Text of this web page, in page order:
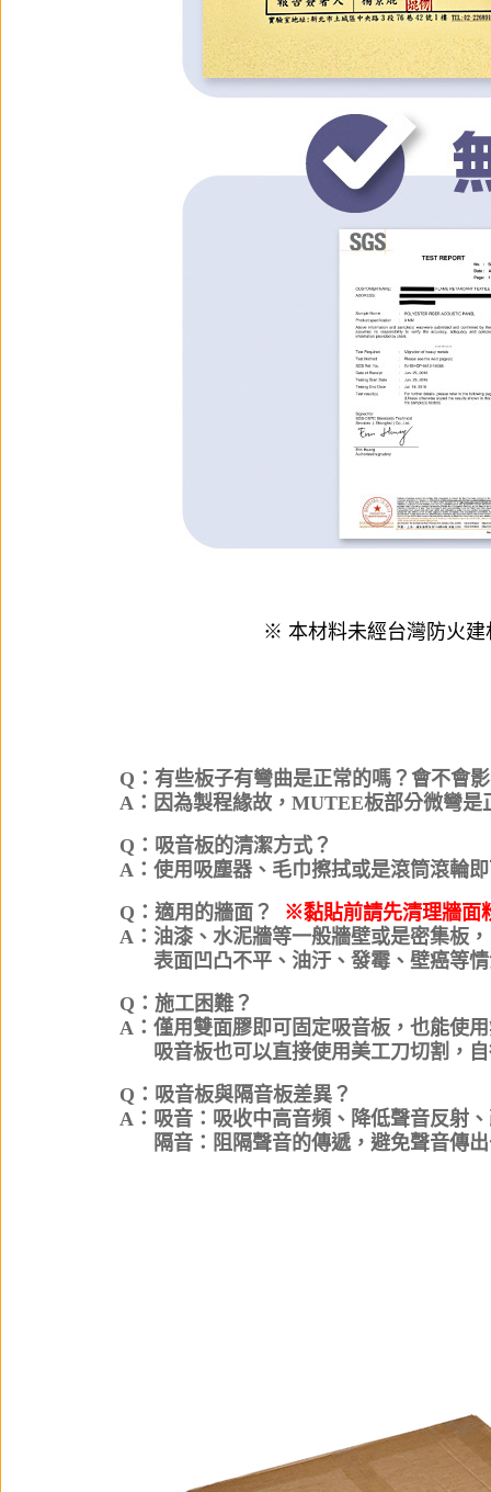
※ 本材料未經台灣防火建
Q：有些板子有彎曲是正常的嗎？會不會
A：因為製程緣故，MUTEE板部分微彎
Q：吸音板的清潔方式？
A：使用吸塵器、毛巾擦拭或是滾筒滾輪
Q：適用的牆面？
※黏貼前請先清理牆面
A：油漆、水泥牆等一般牆壁或是密集板
表面凹凸不平、油汙、發霉、壁癌等
Q：施工困難？
A：僅用雙面膠即可固定吸音板，也能使
吸音板也可以直接使用美工刀切割，
Q：吸音板與隔音板差異？
A：吸音：吸收中高音頻、降低聲音反射
隔音：阻隔聲音的傳遞，避免聲音傳